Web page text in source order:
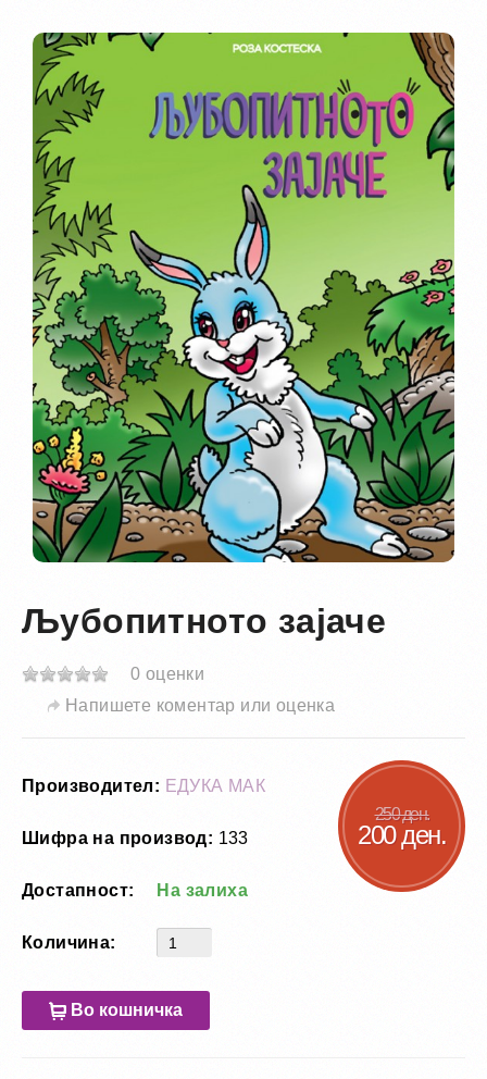
Љубопитното зајаче
0 оценки
Напишете коментар или оценка
250 ден.
200 ден.
Производител: ЕДУКА МАК
Шифра на производ: 133
Достапност: На залиха
Количина:
Во кошничка